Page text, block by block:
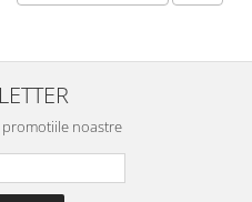
nouă
care va fi purtat
de fiecare dată când
noastre